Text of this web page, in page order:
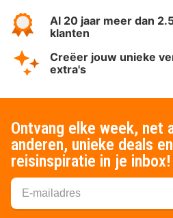
Al 20 jaar meer dan
klanten
Creëer jouw unieke
extra's
Ontvang elke week, net
anderen, unieke deals
reisinspiratie in je inbox!